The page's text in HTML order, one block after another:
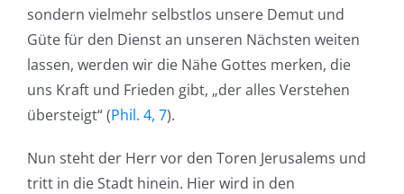
sondern vielmehr selbstlos unsere Demut und
Güte für den Dienst an unseren Nächsten weiten
lassen, werden wir die Nähe Gottes merken, die
uns Kraft und Frieden gibt, „der alles Verstehen
übersteigt“ (Phil. 4, 7).
Nun steht der Herr vor den Toren Jerusalems und
tritt in die Stadt hinein. Hier wird in den